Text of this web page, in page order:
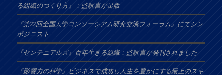
る組織のつくり方』：監訳書が出版
『第22回全国大学コンソーシアム研究交流フォーラム』にてシン
ポジニスト
『センテニアルズ』百年生きる組織：監訳書が発刊されました
『影響力の科学』ビジネスで成功し人生を豊かにする最上のスキ